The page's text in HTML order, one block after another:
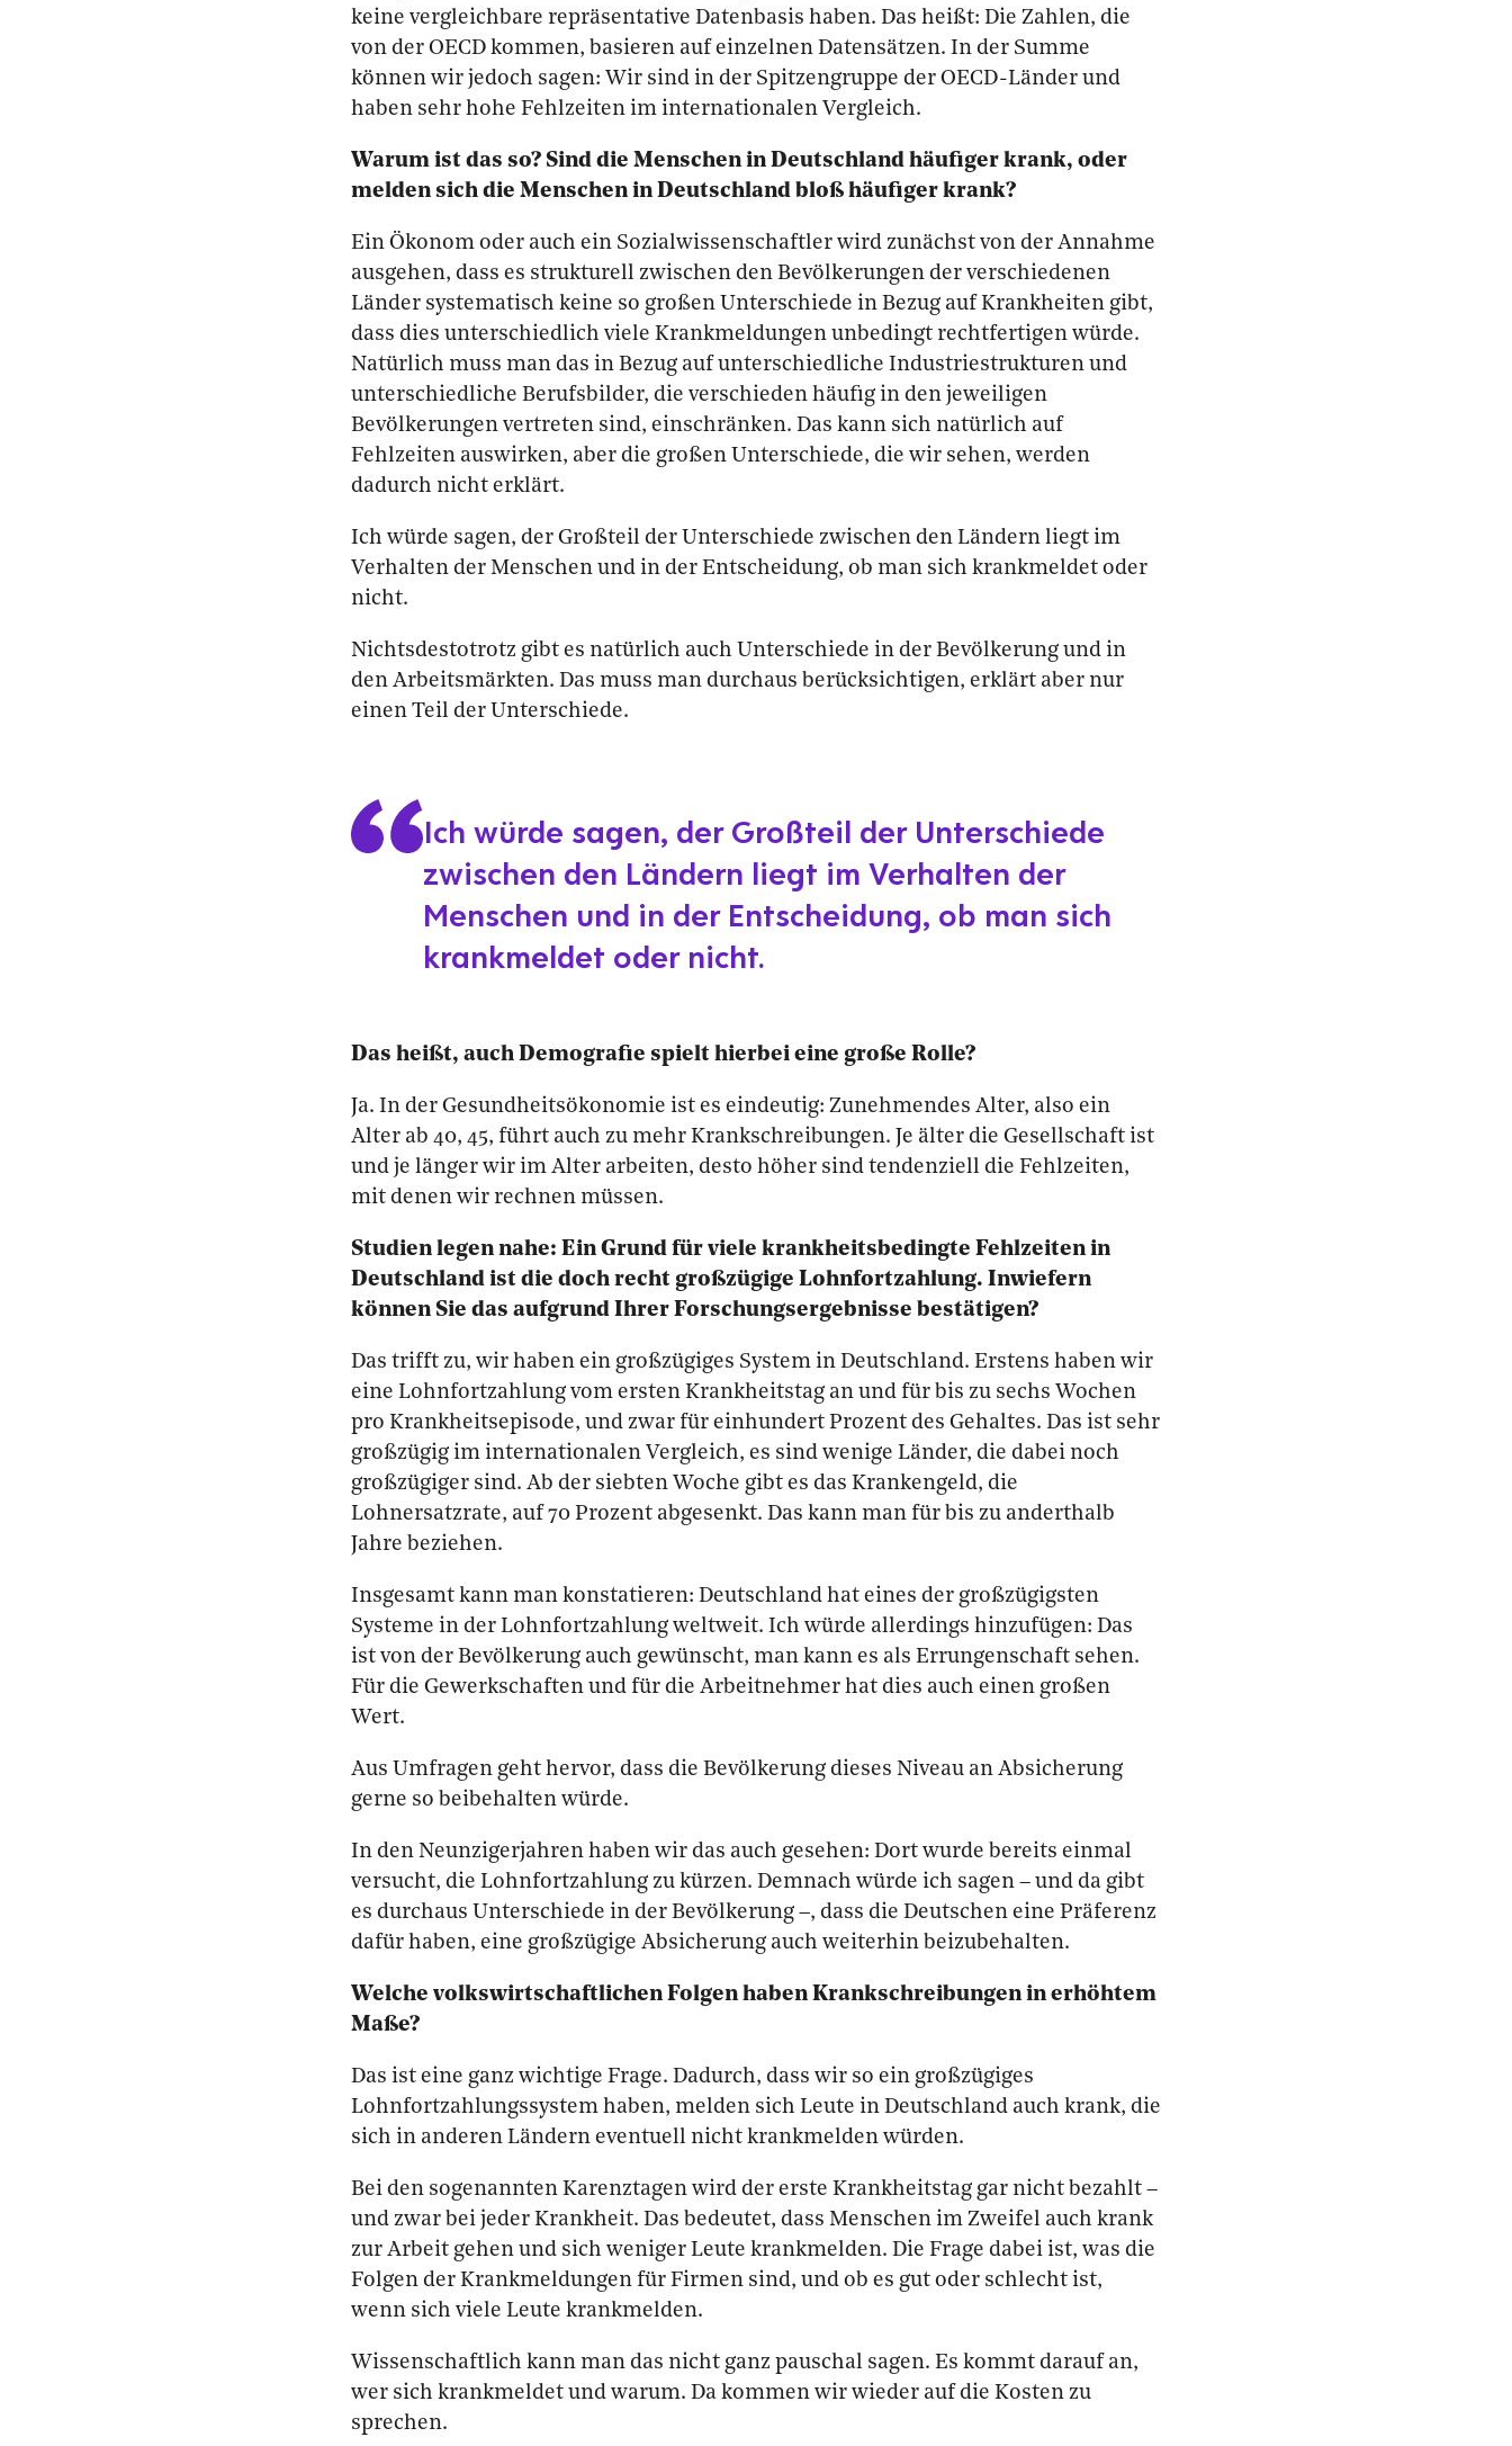
keine vergleichbare repräsentative Datenbasis haben. Das heißt: Die Zahlen, die
von der OECD kommen, basieren auf einzelnen Datensätzen. In der Summe
können wir jedoch sagen: Wir sind in der Spitzengruppe der OECD-Länder und
haben sehr hohe Fehlzeiten im internationalen Vergleich.
Warum ist das so? Sind die Menschen in Deutschland häufiger krank, oder
melden sich die Menschen in Deutschland bloß häufiger krank?
Ein Ökonom oder auch ein Sozialwissenschaftler wird zunächst von der Annahme
ausgehen, dass es strukturell zwischen den Bevölkerungen der verschiedenen
Länder systematisch keine so großen Unterschiede in Bezug auf Krankheiten gibt,
dass dies unterschiedlich viele Krankmeldungen unbedingt rechtfertigen würde.
Natürlich muss man das in Bezug auf unterschiedliche Industriestrukturen und
unterschiedliche Berufsbilder, die verschieden häufig in den jeweiligen
Bevölkerungen vertreten sind, einschränken. Das kann sich natürlich auf
Fehlzeiten auswirken, aber die großen Unterschiede, die wir sehen, werden
dadurch nicht erklärt.
Ich würde sagen, der Großteil der Unterschiede zwischen den Ländern liegt im
Verhalten der Menschen und in der Entscheidung, ob man sich krankmeldet oder
nicht.
Nichtsdestotrotz gibt es natürlich auch Unterschiede in der Bevölkerung und in
den Arbeitsmärkten. Das muss man durchaus berücksichtigen, erklärt aber nur
einen Teil der Unterschiede.
Ich würde sagen, der Großteil der Unterschiede
zwischen den Ländern liegt im Verhalten der
Menschen und in der Entscheidung, ob man sich
krankmeldet oder nicht.
Das heißt, auch Demografie spielt hierbei eine große Rolle?
Ja. In der Gesundheitsökonomie ist es eindeutig: Zunehmendes Alter, also ein
Alter ab 40, 45, führt auch zu mehr Krankschreibungen. Je älter die Gesellschaft ist
und je länger wir im Alter arbeiten, desto höher sind tendenziell die Fehlzeiten,
mit denen wir rechnen müssen.
Studien legen nahe: Ein Grund für viele krankheitsbedingte Fehlzeiten in
Deutschland ist die doch recht großzügige Lohnfortzahlung. Inwiefern
können Sie das aufgrund Ihrer Forschungsergebnisse bestätigen?
Das trifft zu, wir haben ein großzügiges System in Deutschland. Erstens haben wir
eine Lohnfortzahlung vom ersten Krankheitstag an und für bis zu sechs Wochen
pro Krankheitsepisode, und zwar für einhundert Prozent des Gehaltes. Das ist sehr
großzügig im internationalen Vergleich, es sind wenige Länder, die dabei noch
großzügiger sind. Ab der siebten Woche gibt es das Krankengeld, die
Lohnersatzrate, auf 70 Prozent abgesenkt. Das kann man für bis zu anderthalb
Jahre beziehen.
Insgesamt kann man konstatieren: Deutschland hat eines der großzügigsten
Systeme in der Lohnfortzahlung weltweit. Ich würde allerdings hinzufügen: Das
ist von der Bevölkerung auch gewünscht, man kann es als Errungenschaft sehen.
Für die Gewerkschaften und für die Arbeitnehmer hat dies auch einen großen
Wert.
Aus Umfragen geht hervor, dass die Bevölkerung dieses Niveau an Absicherung
gerne so beibehalten würde.
In den Neunzigerjahren haben wir das auch gesehen: Dort wurde bereits einmal
versucht, die Lohnfortzahlung zu kürzen. Demnach würde ich sagen – und da gibt
es durchaus Unterschiede in der Bevölkerung –, dass die Deutschen eine Präferenz
dafür haben, eine großzügige Absicherung auch weiterhin beizubehalten.
Welche volkswirtschaftlichen Folgen haben Krankschreibungen in erhöhtem
Maße?
Das ist eine ganz wichtige Frage. Dadurch, dass wir so ein großzügiges
Lohnfortzahlungssystem haben, melden sich Leute in Deutschland auch krank, die
sich in anderen Ländern eventuell nicht krankmelden würden.
Bei den sogenannten Karenztagen wird der erste Krankheitstag gar nicht bezahlt –
und zwar bei jeder Krankheit. Das bedeutet, dass Menschen im Zweifel auch krank
zur Arbeit gehen und sich weniger Leute krankmelden. Die Frage dabei ist, was die
Folgen der Krankmeldungen für Firmen sind, und ob es gut oder schlecht ist,
wenn sich viele Leute krankmelden.
Wissenschaftlich kann man das nicht ganz pauschal sagen. Es kommt darauf an,
wer sich krankmeldet und warum. Da kommen wir wieder auf die Kosten zu
sprechen.